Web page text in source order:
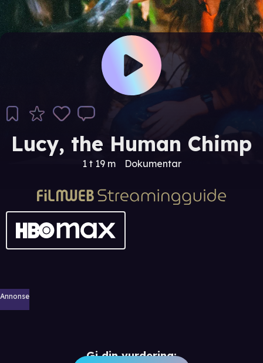
Lucy, the Human Chimp
1 t 19 m Dokumentar
Annonse
Gi din vurdering: